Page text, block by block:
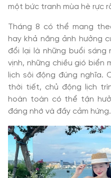
một bức tranh mùa hè rực
Tháng 8 có thể mang
hay khả năng ảnh hưởng
đổi lại là những buổi
vịnh, những chiều gió biển
lịch sôi động đúng nghĩa.
thời tiết, chủ động lịch
hoàn toàn có thể tận
đáng nhớ và đầy cảm hứng.